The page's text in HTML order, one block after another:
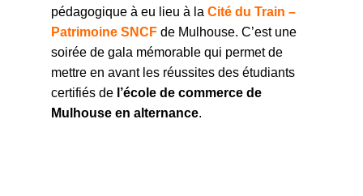
pédagogique à eu lieu à la Cité du Train –
Patrimoine SNCFde Mulhouse. C’est une
soirée de gala mémorable qui permet de
mettre en avant les réussites des étudiants
certifiés de l’école de commerce de
Mulhouse en alternance.